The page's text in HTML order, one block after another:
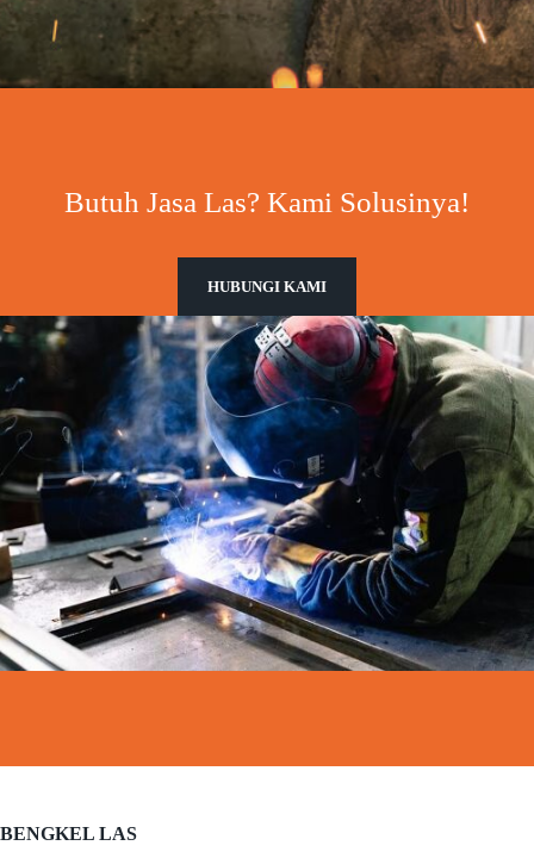
Butuh Jasa Las? Kami Solusinya!
HUBUNGI KAMI
BENGKEL LAS